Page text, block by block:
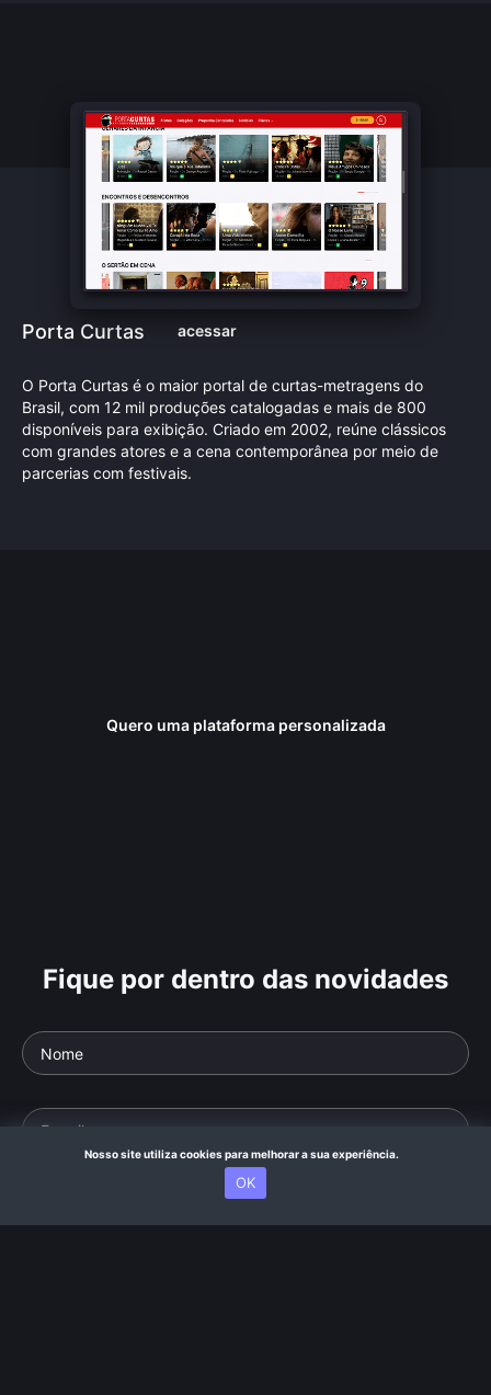
Porta Curtas acessar
O Porta Curtas é o maior portal de curtas-metragens do
Brasil, com 12 mil produções catalogadas e mais de 800
disponíveis para exibição. Criado em 2002, reúne clássicos
com grandes atores e a cena contemporânea por meio de
parcerias com festivais.
Quero uma plataforma personalizada
Fique por dentro das novidades
Nosso site utiliza cookies para melhorar a sua experiência.
OK